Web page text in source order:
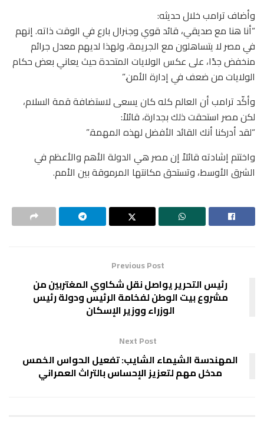
وأضاف ترامب خلال حديثه:
“أنا هنا مع صديقي، قائد قوي وجنرال بارع في الوقت ذاته. إنهم
في مصر لا يتساهلون مع الجريمة، ولهذا لديهم معدل جرائم
منخفض جدًا، على عكس الولايات المتحدة حيث يعاني بعض حكام
الولايات من ضعف في إدارة الأمن.”
وأكّد ترامب أن العالم كله كان يسعى لاستضافة قمة السلام،
لكن مصر استحقت ذلك بجدارة، قائلاً:
“لقد أدركنا أنك القائد الأفضل لهذه المهمة.”
واختتم إشادته قائلاً إن مصر هي الدولة الأهم والأعظم في
الشرق الأوسط، وتستحق مكانتها المرموقة بين الأمم.
Previous Post
رئيس التحرير يواصل نقل شكاوي المغتربين من
مشروع بيت الوطن لفخامة الرئيس ودولة رئيس
الوزراء ووزير الإسكان
Next Post
المهندسة الشيماء الشايب: تفعيل الحواس الخمس
مدخل مهم لتعزيز الإحساس بالتراث العمراني